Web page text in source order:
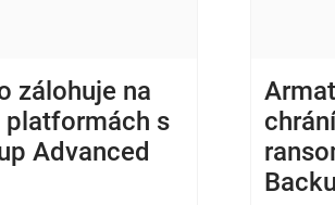
zálohuje na
platformách s
Advanced